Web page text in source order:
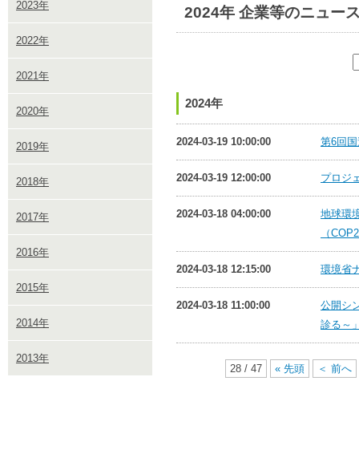
2023年
2022年
2021年
2020年
2019年
2018年
2017年
2016年
2015年
2014年
2013年
2024年 企業等のニュー
2024年
2024-03-19 10:00:00 第6回
2024-03-19 12:00:00 プロジ
2024-03-18 04:00:00
地球環
（
2024-03-18 12:15:00 環境省
2024-03-18 11:00:00
公開シ
診る～
28 / 47 « 先頭 ＜ 前へ